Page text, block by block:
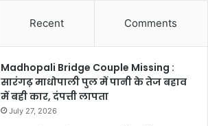
Recent Comments
Madhopali Bridge Couple Missing :
सारंगढ़ माधोपाली पुल में पानी के तेज बहाव
में बही कार, दंपत्ती लापता
July 27, 2026